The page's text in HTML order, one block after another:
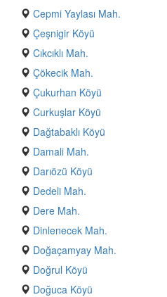
Cepmi Yaylası Mah.
Çeşnigir Köyü
Cıkcıklı Mah.
Çökecik Mah.
Çukurhan Köyü
Curkuşlar Köyü
Dağtabaklı Köyü
Damali Mah.
Darıözü Köyü
Dedeli Mah.
Dere Mah.
Dinlenecek Mah.
Doğaçamyay Mah.
Doğrul Köyü
Doğuca Köyü